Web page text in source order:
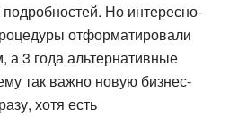
Но интересно-
отформатировали
а 3 года альтернативные
так важно новую бизнес-
хотя есть